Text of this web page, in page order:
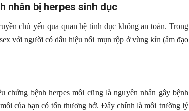
nhân bị herpes sinh dục
chủ yếu qua quan hệ tình dục không an toàn. Trong
với người có dấu hiệu nổi mụn rộp ở vùng kín (âm đạo
bệnh herpes môi cũng là nguyên nhân gây bệnh
của bạn có tổn thương hở. Đây chính là môi trường lý